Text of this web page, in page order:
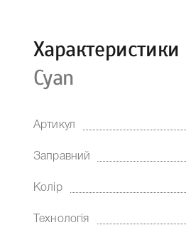
Характеристики
Cyan
Артикул
Заправний
Колір
Технологія